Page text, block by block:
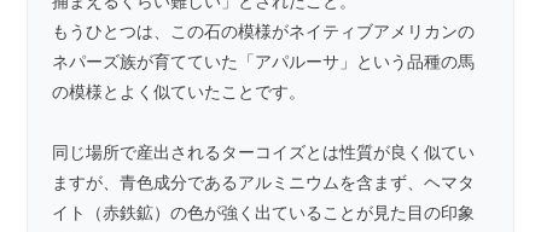
もうひとつは、この石の模様がネイティブアメリカンの
ネパーズ族が育てていた「アパルーサ」という品種の馬
の模様とよく似ていたことです。
同じ場所で産出されるターコイズとは性質が良く似てい
ますが、青色成分であるアルミニウムを含まず、ヘマタ
イト（赤鉄鉱）の色が強く出ていることが見た目の印象